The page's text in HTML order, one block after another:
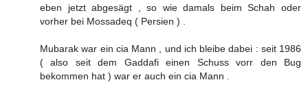
eben jetzt abgesägt , so wie damals beim Schah oder
vorher bei Mossadeq ( Persien ) .
Mubarak war ein cia Mann , und ich bleibe dabei : seit 1986
( also seit dem Gaddafi einen Schuss vorr den Bug
bekommen hat ) war er auch ein cia Mann .